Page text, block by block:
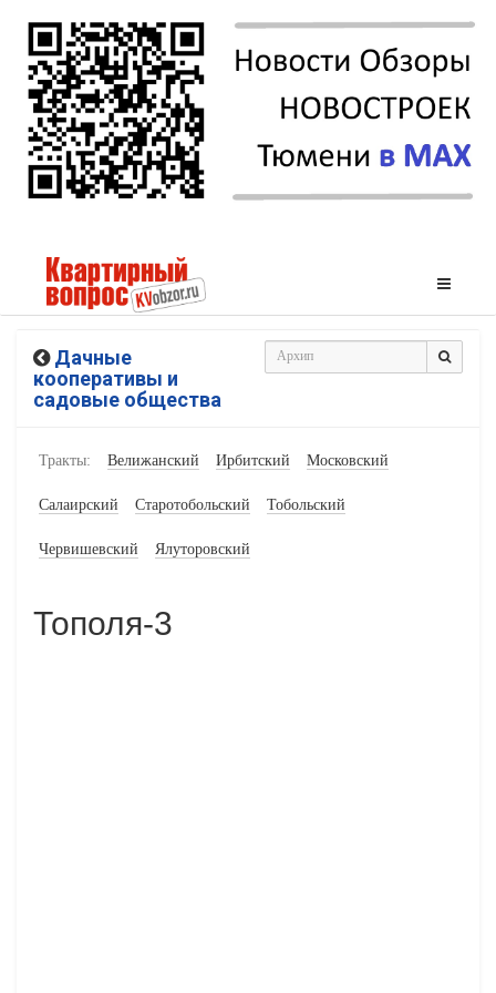
Дачные
кооперативы и
садовые общества
Тракты: Велижанский Ирбитский Московский
Салаирский Старотобольский Тобольский
Червишевский Ялуторовский
Тополя-3